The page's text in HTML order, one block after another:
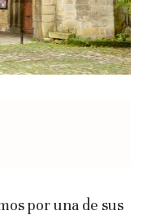
por una de sus